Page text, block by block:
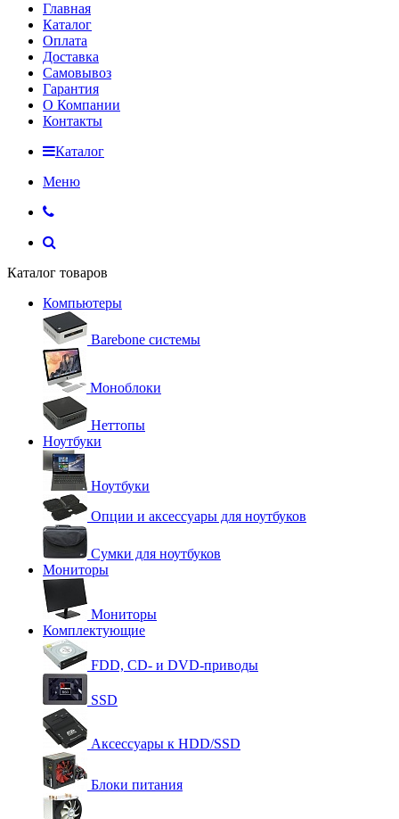
Главная
Каталог
Оплата
Доставка
Самовывоз
Гарантия
О Компании
Контакты
Каталог
Меню
Каталог товаров
Компьютеры
Barebone системы
Моноблоки
Неттопы
Ноутбуки
Ноутбуки
Опции и аксессуары для ноутбуков
Сумки для ноутбуков
Мониторы
Мониторы
Комплектующие
FDD, CD- и DVD-приводы
SSD
Аксессуары к HDD/SSD
Блоки питания